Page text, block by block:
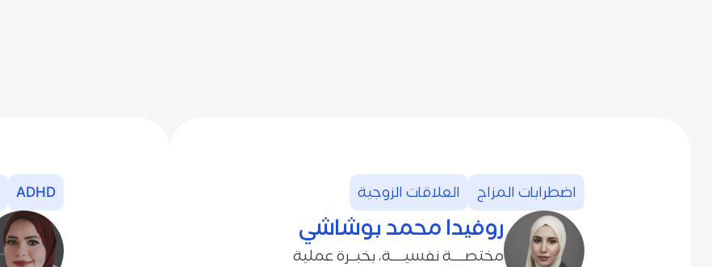
اضطرابات‭ ‬المزاج العلاقات‭ ‬الزوجية
روفيدا‭ ‬محمد‭ ‬بوشاشي
ADHD